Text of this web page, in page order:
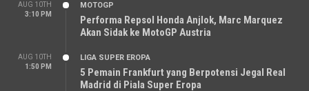
AUG 10TH
3:10 PM
MOTOGP
Performa Repsol Honda Anjlok, Marc Marquez
Akan Sidak ke MotoGP Austria
AUG 10TH
1:50 PM
LIGA SUPER EROPA
5 Pemain Frankfurt yang Berpotensi Jegal Real
Madrid di Piala Super Eropa